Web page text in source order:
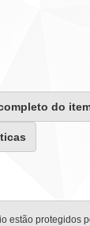
do
estão protegidos